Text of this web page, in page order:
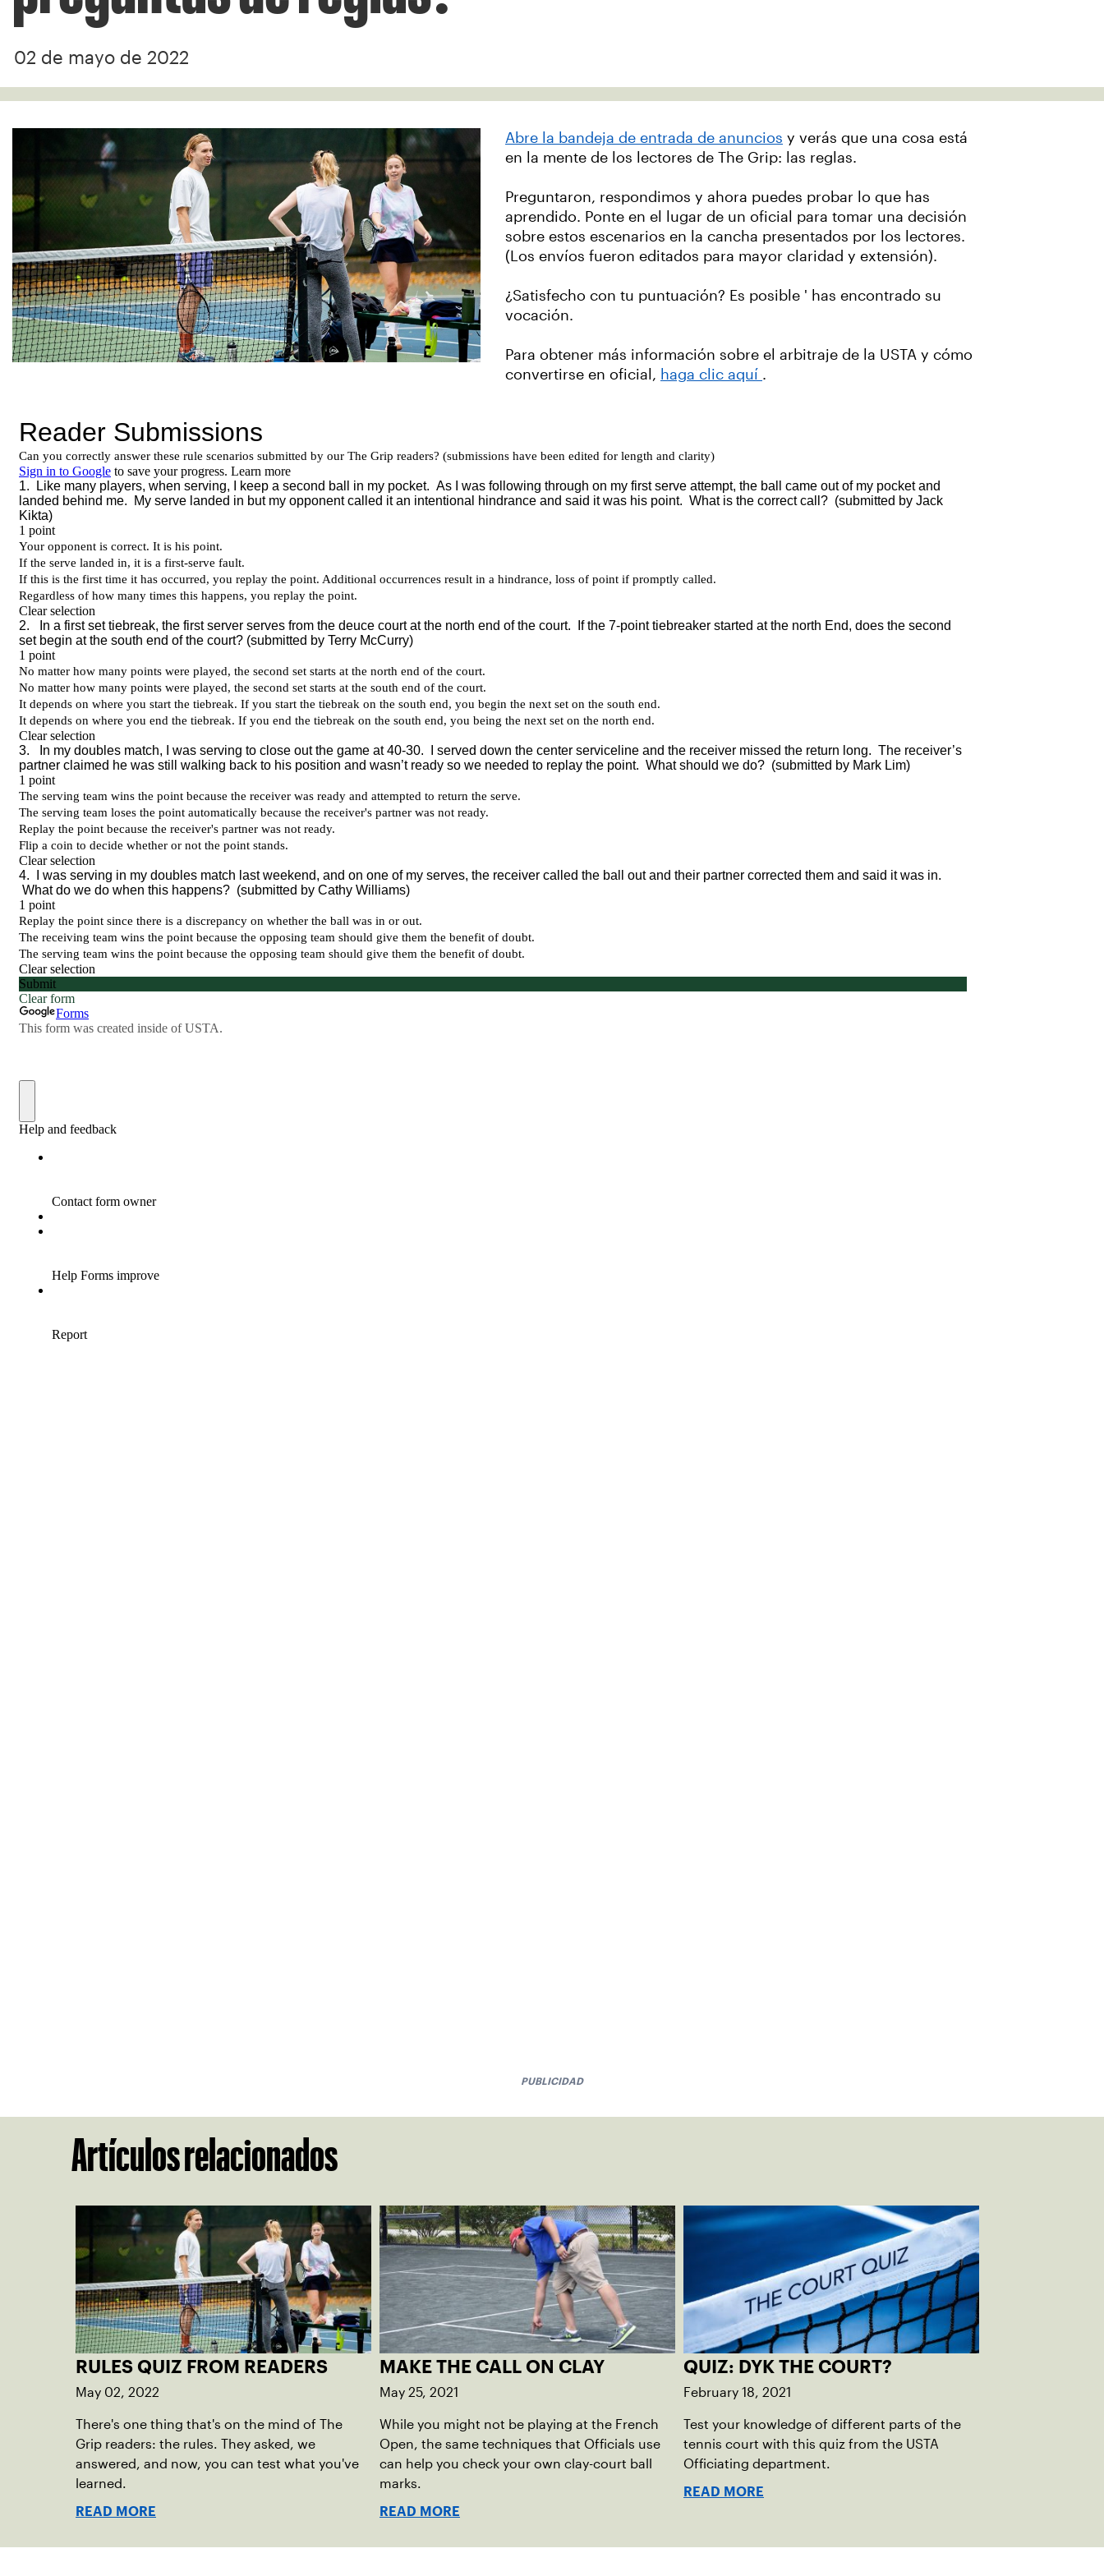
02 de mayo de 2022
Abre la bandeja de entrada de anuncios y verás que una cosa está
en la mente de los lectores de The Grip: las reglas.
Preguntaron, respondimos y ahora puedes probar lo que has
aprendido. Ponte en el lugar de un oficial para tomar una decisión
sobre estos escenarios en la cancha presentados por los lectores.
(Los envíos fueron editados para mayor claridad y extensión).
¿Satisfecho con tu puntuación? Es posible ' has encontrado su
vocación.
Para obtener más información sobre el arbitraje de la USTA y cómo
convertirse en oficial, haga clic aquí .
PUBLICIDAD
Artículos relacionados
RULES QUIZ FROM READERS
May 02, 2022
There's one thing that's on the mind of The
Grip readers: the rules. They asked, we
answered, and now, you can test what you've
learned.
READ MORE
MAKE THE CALL ON CLAY
May 25, 2021
While you might not be playing at the French
Open, the same techniques that Officials use
can help you check your own clay-court ball
marks.
READ MORE
QUIZ: DYK THE COURT?
February 18, 2021
Test your knowledge of different parts of the
tennis court with this quiz from the USTA
Officiating department.
READ MORE